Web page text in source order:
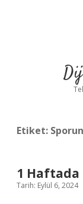
Etiket:
1 Haftada
Tarih: Eylül 6, 2024